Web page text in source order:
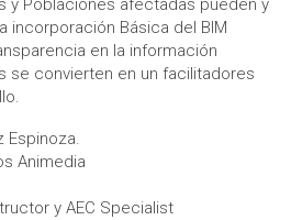
y Poblaciones afectadas pueden y
incorporación Básica del BIM
en la información
se convierten en un facilitadores
Espinoza.
Animedia
y AEC Specialist